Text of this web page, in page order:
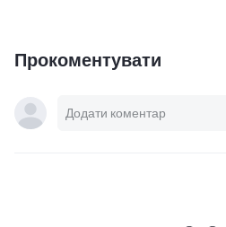
Прокоментувати